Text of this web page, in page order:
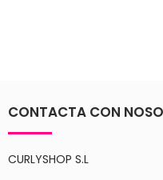
CONTACTA CON
CURLYSHOP S.L